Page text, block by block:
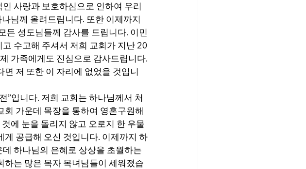
사랑과 보호하심으로 인하여 우리
님께 올려드립니다. 또한 이제까지
든 성도님들께 감사를 드립니다. 이민
수고해 주셔서 저희 교회가 지난 20
가족에게도 진심으로 감사드립니다.
저 또한 이 자리에 없었을 것입니
”입니다. 저희 교회는 하나님께서 처
가운데 목장을 통하여 영혼구원해
에 눈을 돌리지 않고 오로지 한 우물
공급해 오신 것입니다. 이제까지 하
하나님의 은혜로 상상을 초월하는
는 많은 목자 목녀님들이 세워졌습